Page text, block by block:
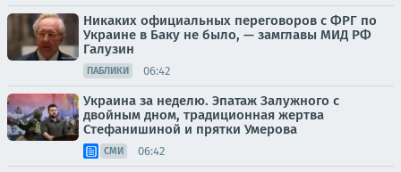
Никаких официальных переговоров с ФРГ по
Украине в Баку не было, — замглавы МИД РФ
Галузин
ПАБЛИКИ 06:42
Украина за неделю. Эпатаж Залужного с
двойным дном, традиционная жертва
Стефанишиной и прятки Умерова
СМИ 06:42